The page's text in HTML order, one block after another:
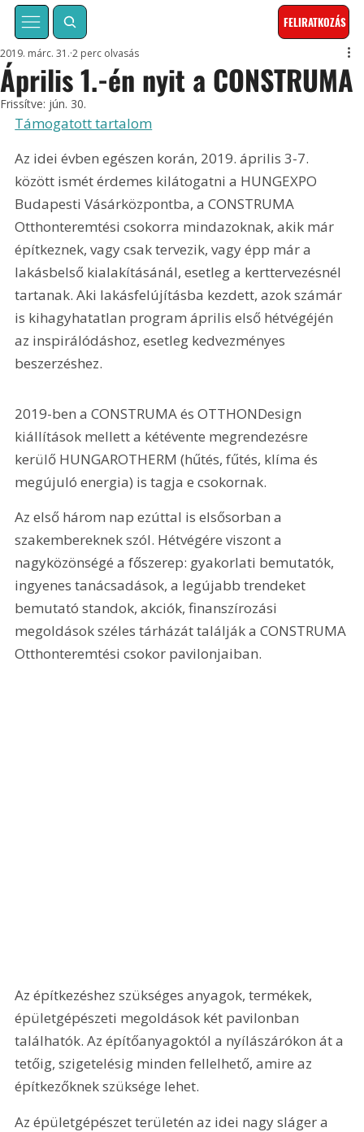
FELIRATKOZÁS
Április 1.-én nyit a CONSTRUMA
2019. márc. 31. 2 perc olvasás
Frissítve: jún. 30.
Támogatott tartalom
Az idei évben egészen korán, 2019. április 3-7.
között ismét érdemes kilátogatni a HUNGEXPO
Budapesti Vásárközpontba, a CONSTRUMA
Otthonteremtési csokorra mindazoknak, akik már
építkeznek, vagy csak tervezik, vagy épp már a
lakásbelső kialakításánál, esetleg a kerttervezésnél
tartanak. Aki lakásfelújításba kezdett, azok számár
is kihagyhatatlan program április első hétvégéjén
az inspirálódáshoz, esetleg kedvezményes
beszerzéshez.
2019-ben a CONSTRUMA és OTTHONDesign
kiállítások mellett a kétévente megrendezésre
kerülő HUNGAROTHERM (hűtés, fűtés, klíma és
megújuló energia) is tagja e csokornak.
Az első három nap ezúttal is elsősorban a
szakembereknek szól. Hétvégére viszont a
nagyközönségé a főszerep: gyakorlati bemutatók,
ingyenes tanácsadások, a legújabb trendeket
bemutató standok, akciók, finanszírozási
megoldások széles tárházát találják a CONSTRUMA
Otthonteremtési csokor pavilonjaiban.
Az építkezéshez szükséges anyagok, termékek,
épületgépészeti megoldások két pavilonban
találhatók. Az építőanyagoktól a nyílászárókon át a
tetőig, szigetelésig minden fellelhető, amire az
építkezőknek szüksége lehet.
Az épületgépészet területén az idei nagy sláger a